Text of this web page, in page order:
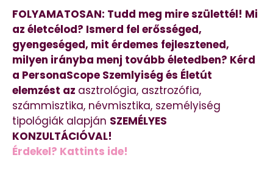
FOLYAMATOSAN: Tudd meg mire születtél! Mi
az életcélod? Ismerd fel erősséged,
gyengeséged, mit érdemes fejlesztened,
milyen irányba menj tovább életedben? Kérd
a PersonaScope Szemlyiség és Életút
elemzést az asztrológia, asztrozófia,
számmisztika, névmisztika, személyiség
tipológiák alapján SZEMÉLYES
KONZULTÁCIÓVAL!
Érdekel? Kattints ide!